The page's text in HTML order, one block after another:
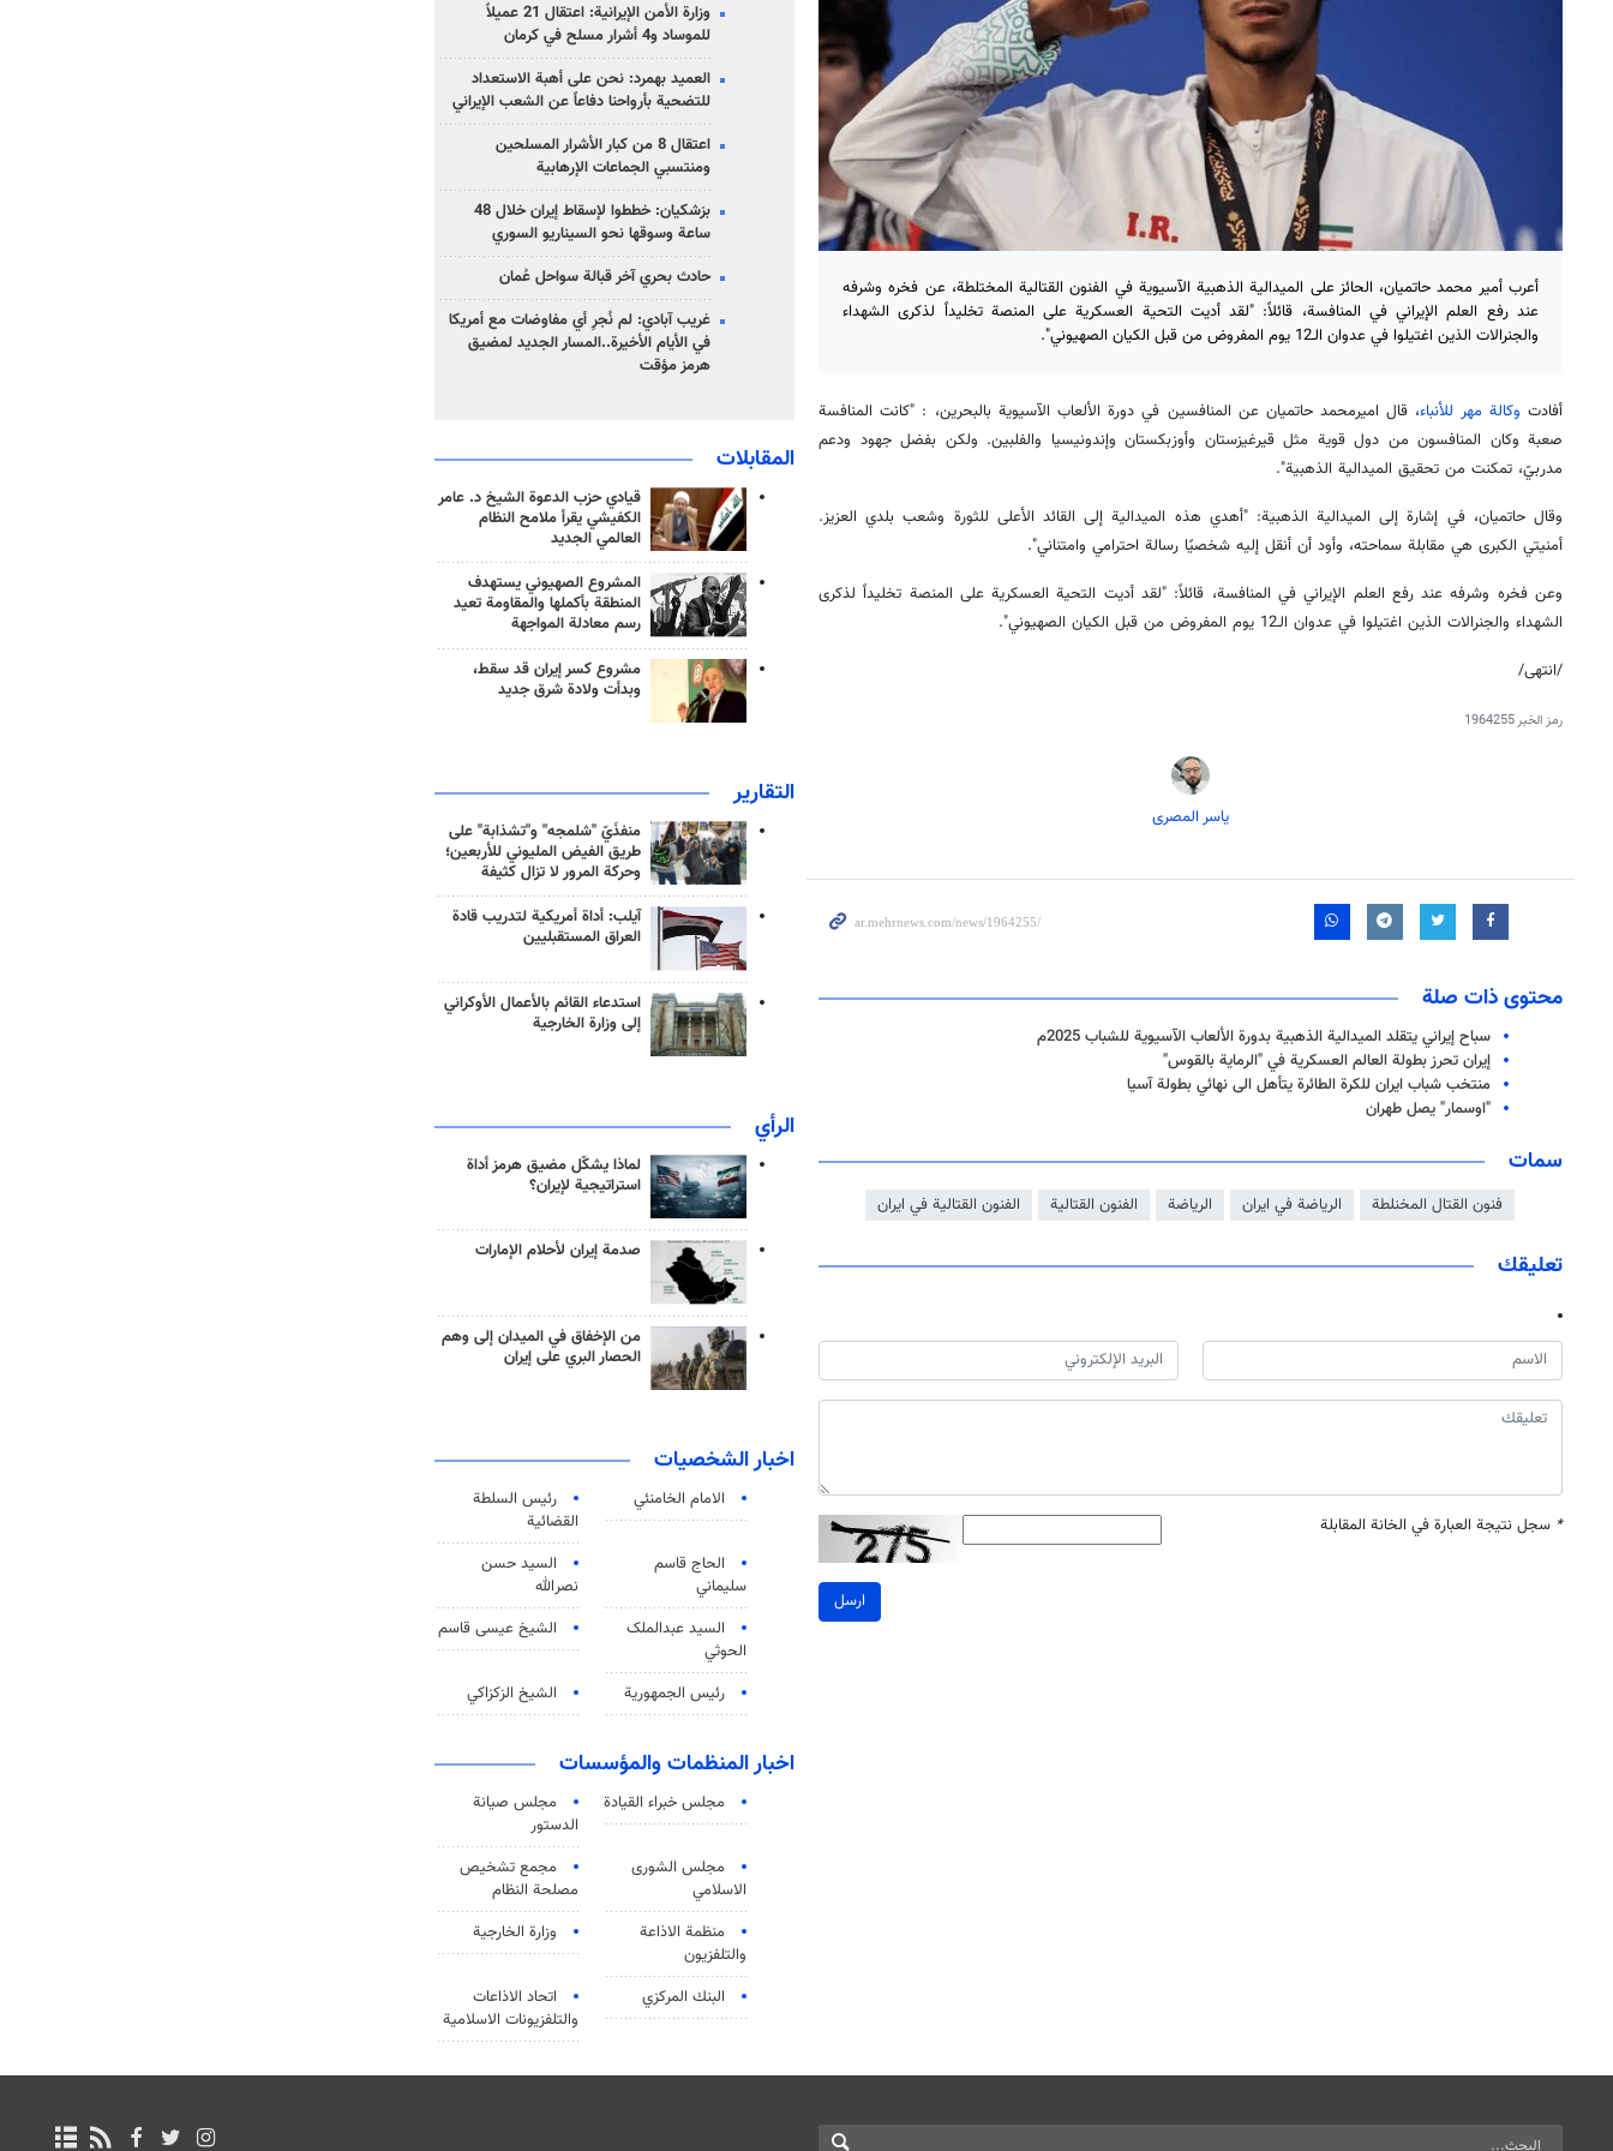
أعرب أمير محمد حاتميان، الحائز على الميدالية الذهبية الآسيوية في الفنون القتالية المختلطة، عن فخره وشرفه
عند رفع العلم الإيراني في المنافسة، قائلاً: "لقد أديت التحية العسكرية على المنصة تخليداً لذكرى الشهداء
والجنرالات الذين اغتيلوا في عدوان الـ12 يوم المفروض من قبل الكيان الصهيوني".
أفادت وكالة مهر للأنباء، قال اميرمحمد حاتميان عن المنافسين في دورة الألعاب الآسيوية بالبحرين، : "كانت المنافسة
صعبة وكان المنافسون من دول قوية مثل قيرغيزستان وأوزبكستان وإندونيسيا والفلبين. ولكن بفضل جهود ودعم
مدربيّ، تمكنت من تحقيق الميدالية الذهبية".
وقال حاتميان، في إشارة إلى الميدالية الذهبية: "أهدي هذه الميدالية إلى القائد الأعلى للثورة وشعب بلدي العزيز.
أمنيتي الكبرى هي مقابلة سماحته، وأود أن أنقل إليه شخصيًا رسالة احترامي وامتناني".
وعن فخره وشرفه عند رفع العلم الإيراني في المنافسة، قائلاً: "لقد أديت التحية العسكرية على المنصة تخليداً لذكرى
الشهداء والجنرالات الذين اغتيلوا في عدوان الـ12 يوم المفروض من قبل الكيان الصهيوني".
/انتهى/
رمز الخبر1964255
یاسر المصری
محتوى ذات صلة
سباح إيراني يتقلد الميدالية الذهبية بدورة الألعاب الآسيوية للشباب 2025م
إيران تحرز بطولة العالم العسكرية في "الرماية بالقوس"
منتخب شباب ايران للكرة الطائرة يتأهل الى نهائي بطولة آسيا
"اوسمار" يصل طهران
سمات
فنون القتال المخنلطة الرياضة في ايران الرياضة الفنون القتالية الفنون القتالية في ايران
تعليقك
* سجل نتيجة العبارة في الخانة المقابلة
ارسل
وزارة الأمن الإيرانية: اعتقال 21 عميلاً
للموساد و4 أشرار مسلح في كرمان
العميد بهمرد: نحن على أهبة الاستعداد
للتضحية بأرواحنا دفاعاً عن الشعب الإيراني
اعتقال 8 من كبار الأشرار المسلحين
ومنتسبي الجماعات الإرهابية
بزشكيان: خططوا لإسقاط إيران خلال 48
ساعة وسوقها نحو السيناريو السوري
حادث بحري آخر قبالة سواحل عُمان
غريب آبادي: لم نُجرِ أي مفاوضات مع أمريكا
في الأيام الأخيرة..المسار الجديد لمضيق
هرمز مؤقت
المقابلات
قيادي حزب الدعوة الشيخ د. عامر
الكفيشي يقرأ ملامح النظام
العالمي الجديد
المشروع الصهيوني يستهدف
المنطقة بأكملها والمقاومة تعيد
رسم معادلة المواجهة
مشروع كسر إيران قد سقط،
وبدأت ولادة شرق جديد
التقارير
منفذَيّ "شلمجه" و"تشذابة" على
طريق الفيض المليوني للأربعين؛
وحركة المرور لا تزال كثيفة
آيلب: أداة أمريكية لتدريب قادة
العراق المستقبليين
استدعاء القائم بالأعمال الأوكراني
إلى وزارة الخارجية
الرأي
لماذا يشكّل مضيق هرمز أداة
استراتيجية لإيران؟
صدمة إيران لأحلام الإمارات
من الإخفاق في الميدان إلى وهم
الحصار البري على إيران
اخبار الشخصيات
الامام الخامنئي
رئیس السلطة
القضائیة
الحاج قاسم
سليماني
السيد حسن
نصرالله
السید عبدالملک
الحوثي
الشيخ عيسى قاسم
رئيس الجمهورية الشيخ الزكزاكي
اخبار المنظمات والمؤسسات
مجلس خبراء القيادة
مجلس صيانة
الدستور
مجلس الشورى
الاسلامي
مجمع تشخيص
مصلحة النظام
منظمة الاذاعة
والتلفزیون
وزارة الخارجية
البنك المركزي
اتحاد الاذاعات
والتلفزيونات الاسلامية